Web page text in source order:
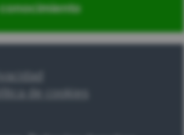
한국어 汉语